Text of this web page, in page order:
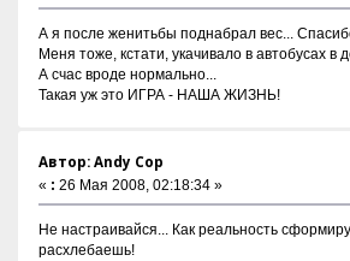
А я после женитьбы поднабрал вес...
Меня тоже, кстати, укачивало в автобусах в
А счас вроде нормально...
Такая уж это ИГРА - НАША ЖИЗНЬ!
Автор: Andy Cop
« : 26 Мая 2008, 02:18:34 »
Не настраивайся... Как реальность
расхлебаешь!